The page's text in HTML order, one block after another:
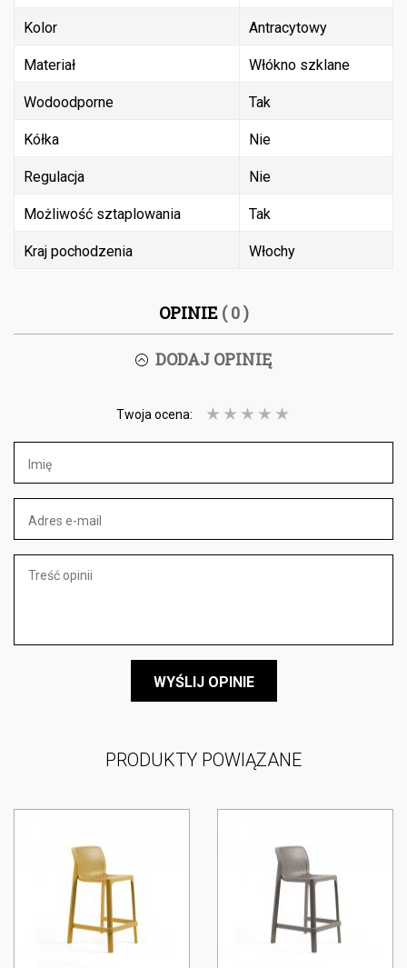
Kolor Antracytowy
Materiał Włókno szklane
Wodoodporne Tak
Kółka Nie
Regulacja Nie
Możliwość sztaplowania Tak
Kraj pochodzenia Włochy
OPINIE ( 0 )
DODAJ OPINIĘ
Twoja ocena:
WYŚLIJ OPINIE
PRODUKTY POWIĄZANE